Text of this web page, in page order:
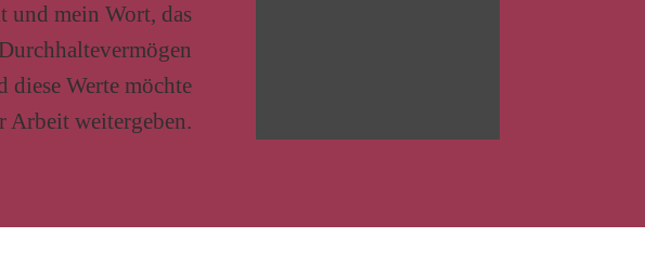
und mein Wort, das
diese Werte möchte
Arbeit weitergeben.